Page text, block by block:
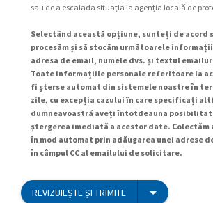
sau de a escalada situația la agenția locală de
Selectând această opțiune, sunteți de acord
procesăm și să stocăm următoarele
adresa de email, numele dvs. și textul
Toate informațiile personale referitoare la
fi șterse automat din sistemele noastre în
zile, cu excepția cazului în care specificați
dumneavoastră aveți întotdeauna
ștergerea imediată a acestor date.
în mod automat prin adăugarea unei adrese
în câmpul CC al emailului de solicitare.
REVIZUIEȘTE ȘI TRIMITE